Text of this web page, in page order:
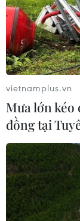
TIN LIÊN
vietnamplus.vn
Mưa lớn kéo
đồng tại